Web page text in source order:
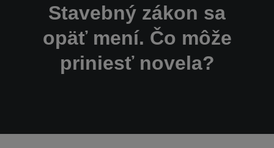
Stavebný zákon sa
opäť mení. Čo môže
priniesť novela?